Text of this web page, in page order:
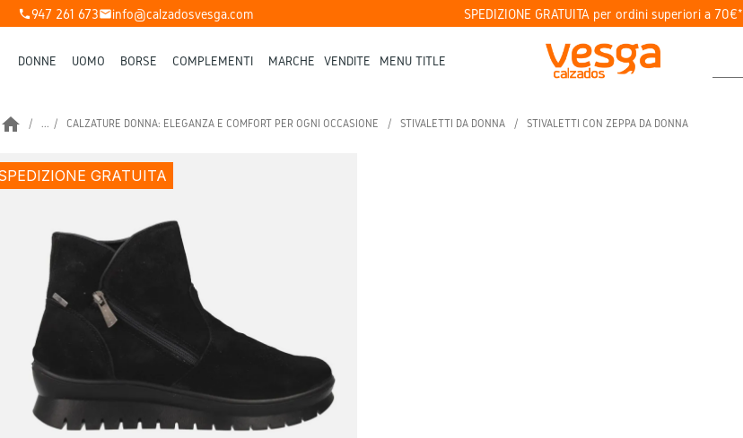
phone947 261 673mailinfo@calzadosvesga.com SPEDIZIONE GRATUITA per ordini superiori a 70€*
DONNE UOMO BORSE COMPLEMENTI MARCHE VENDITE MENU TITLE
home ... CALZATURE DONNA: ELEGANZA E COMFORT PER OGNI OCCASIONE STIVALETTI DA DONNA STIVALETTI CON ZEPPA DA DONNA
GRATUITA